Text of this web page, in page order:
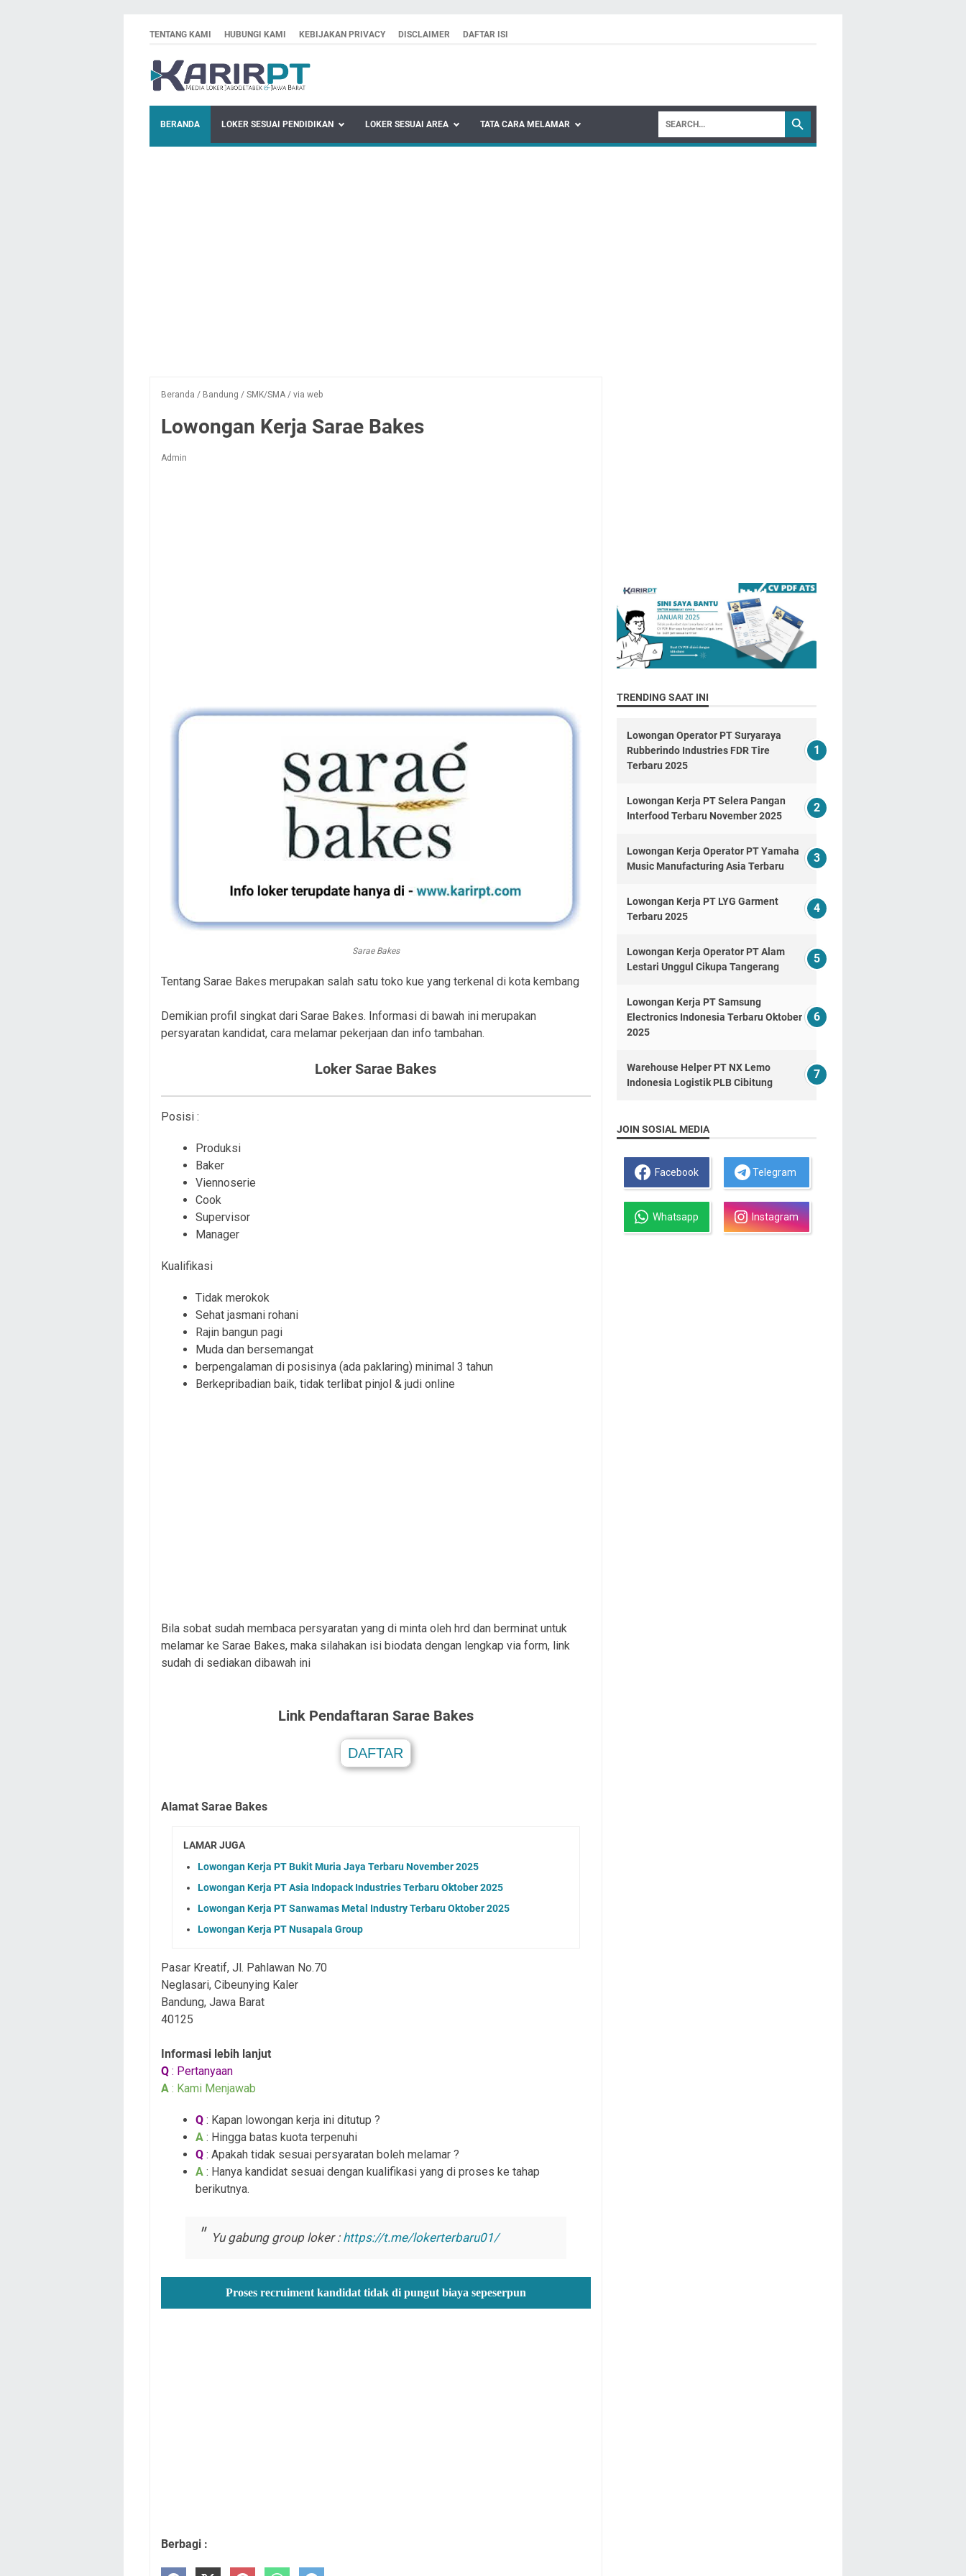
TENTANG KAMI HUBUNGI KAMI KEBIJAKAN PRIVACY DISCLAIMER DAFTAR ISI
BERANDA LOKER SESUAI PENDIDIKAN LOKER SESUAI AREA TATA CARA MELAMAR
Beranda / Bandung / SMK/SMA / via web
Lowongan Kerja Sarae Bakes
Admin
Sarae Bakes
Tentang Sarae Bakes merupakan salah satu toko kue yang terkenal di kota kembang
Demikian profil singkat dari Sarae Bakes. Informasi di bawah ini merupakan
persyaratan kandidat, cara melamar pekerjaan dan info tambahan.
Loker Sarae Bakes
Posisi :
Produksi
Baker
Viennoserie
Cook
Supervisor
Manager
Kualifikasi
Tidak merokok
Sehat jasmani rohani
Rajin bangun pagi
Muda dan bersemangat
berpengalaman di posisinya (ada paklaring) minimal 3 tahun
Berkepribadian baik, tidak terlibat pinjol & judi online
Bila sobat sudah membaca persyaratan yang di minta oleh hrd dan berminat untuk
melamar ke Sarae Bakes, maka silahakan isi biodata dengan lengkap via form, link
sudah di sediakan dibawah ini
Link Pendaftaran Sarae Bakes
DAFTAR
.
Alamat Sarae Bakes
LAMAR JUGA
Lowongan Kerja PT Bukit Muria Jaya Terbaru November 2025
Lowongan Kerja PT Asia Indopack Industries Terbaru Oktober 2025
Lowongan Kerja PT Sanwamas Metal Industry Terbaru Oktober 2025
Lowongan Kerja PT Nusapala Group
Pasar Kreatif, Jl. Pahlawan No.70
Neglasari, Cibeunying Kaler
Bandung, Jawa Barat
40125
Informasi lebih lanjut
Q : Pertanyaan
A : Kami Menjawab
Q : Kapan lowongan kerja ini ditutup ?
A : Hingga batas kuota terpenuhi
Q : Apakah tidak sesuai persyaratan boleh melamar ?
A : Hanya kandidat sesuai dengan kualifikasi yang di proses ke tahap
berikutnya.
Yu gabung group loker : https://t.me/lokerterbaru01/
Proses recruiment kandidat tidak di pungut biaya sepeserpun
Berbagi :
TRENDING SAAT INI
Lowongan Operator PT Suryaraya
Rubberindo Industries FDR Tire
Terbaru 2025
Lowongan Kerja PT Selera Pangan
Interfood Terbaru November 2025
Lowongan Kerja Operator PT Yamaha
Music Manufacturing Asia Terbaru
Lowongan Kerja PT LYG Garment
Terbaru 2025
Lowongan Kerja Operator PT Alam
Lestari Unggul Cikupa Tangerang
Lowongan Kerja PT Samsung
Electronics Indonesia Terbaru Oktober
2025
Warehouse Helper PT NX Lemo
Indonesia Logistik PLB Cibitung
JOIN SOSIAL MEDIA
Facebook Telegram
Whatsapp Instagram